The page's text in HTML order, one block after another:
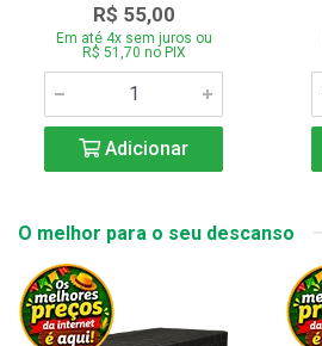
R$ 55,00
Em até 4x sem juros ou
R$ 51,70 no PIX
Adicionar
O melhor para o seu descanso